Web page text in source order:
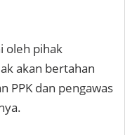
oleh pihak
akan bertahan
PPK dan pengawas